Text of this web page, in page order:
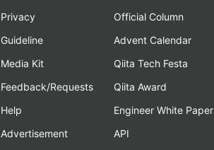
Privacy
Guideline
Media Kit
Feedback/Requests
Help
Advertisement
Official Column
Advent Calendar
Qiita Tech Festa
Qiita Award
Engineer White Paper
API